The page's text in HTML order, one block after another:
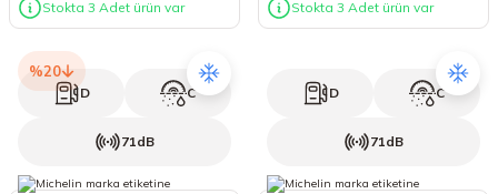
22 Lastikler
23 Lastikler
50 Lastikler
Stokta 3 Adet ürün var Stokta 3 Adet ürün var
%20
D C
71dB
D C
71dB